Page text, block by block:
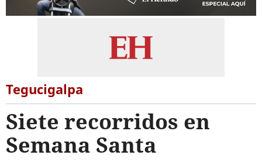
Tegucigalpa
Siete recorridos en
Semana Santa